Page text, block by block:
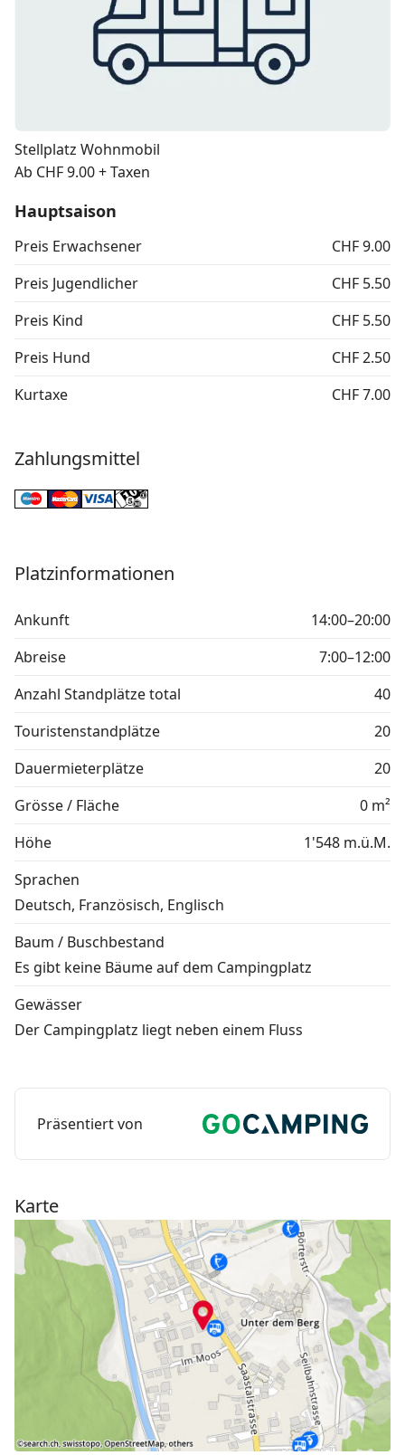
Stellplatz Wohnmobil
Ab CHF 9.00 + Taxen
Hauptsaison
Preis Erwachsener
CHF 9.00
Preis Jugendlicher
CHF 5.50
Preis Kind
CHF 5.50
Preis Hund
CHF 2.50
Kurtaxe
CHF 7.00
Zahlungsmittel
Platzinformationen
Ankunft
14:00–20:00
Abreise
7:00–12:00
Anzahl Standplätze total
40
Touristenstandplätze
20
Dauermieterplätze
20
Grösse / Fläche
0 m²
Höhe
1'548 m.ü.M.
Sprachen
Deutsch, Französisch, Englisch
Baum / Buschbestand
Es gibt keine Bäume auf dem Campingplatz
Gewässer
Der Campingplatz liegt neben einem Fluss
Präsentiert von
Karte